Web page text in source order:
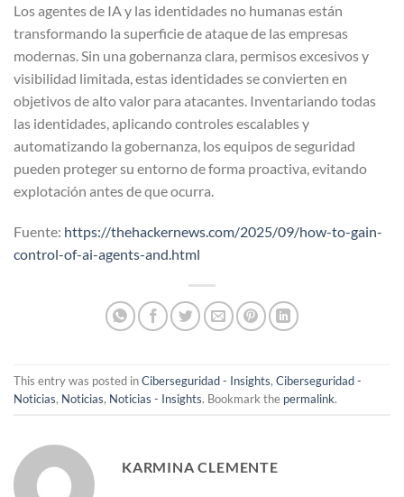
Los agentes de IA y las identidades no humanas están
transformando la superficie de ataque de las empresas
modernas. Sin una gobernanza clara, permisos excesivos y
visibilidad limitada, estas identidades se convierten en
objetivos de alto valor para atacantes. Inventariando todas
las identidades, aplicando controles escalables y
automatizando la gobernanza, los equipos de seguridad
pueden proteger su entorno de forma proactiva, evitando
explotación antes de que ocurra.
Fuente: https://thehackernews.com/2025/09/how-to-gain-
control-of-ai-agents-and.html
This entry was posted inCiberseguridad - Insights, Ciberseguridad -
Noticias, Noticias, Noticias - Insights. Bookmark the permalink.
KARMINA CLEMENTE